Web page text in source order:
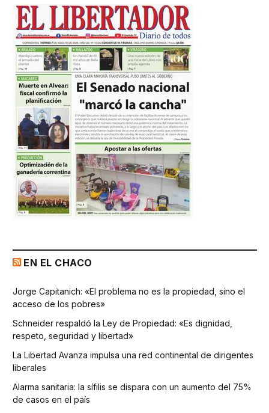
EN EL CHACO
Jorge Capitanich: «El problema no es la propiedad, sino el
acceso de los pobres»
Schneider respaldó la Ley de Propiedad: «Es dignidad,
respeto, seguridad y libertad»
La Libertad Avanza impulsa una red continental de dirigentes
liberales
Alarma sanitaria: la sífilis se dispara con un aumento del 75%
de casos en el país